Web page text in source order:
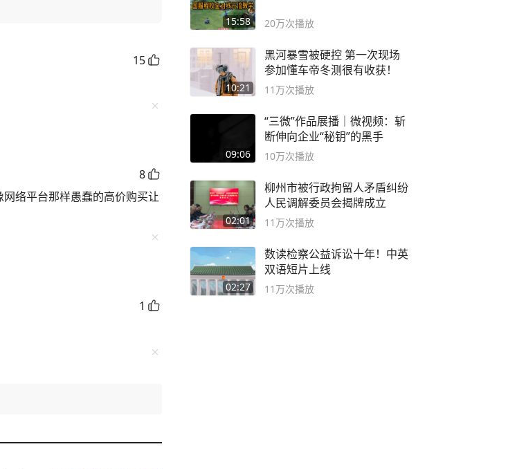
15
8
络平台那样愚蠢的高价购买让
1
15:58 20万次播放
10:21
黑河暴雪被硬控 第一次现场
参加懂车帝冬测很有收获！
11万次播放
09:06
“三微”作品展播｜微视频：斩
断伸向企业“秘钥”的黑手
10万次播放
02:01
柳州市被行政拘留人矛盾纠纷
人民调解委员会揭牌成立
11万次播放
02:27
数读检察公益诉讼十年！中英
双语短片上线
11万次播放